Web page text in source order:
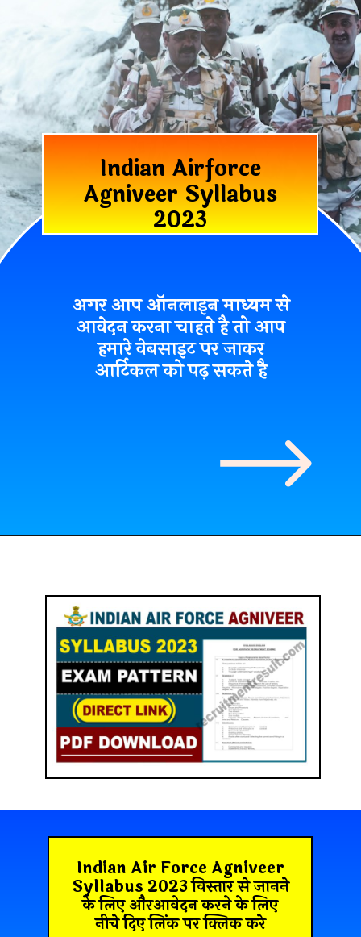
Indian Airforce
Agniveer Syllabus
2023
अगर आप ऑनलाइन माध्यम से
आवेदन करना चाहते है तो आप
हमारे वेबसाइट पर जाकर
आर्टिकल को पढ़ सकते है
Indian Air Force Agniveer
Syllabus 2023 विस्तार से जानने
के लिए औरआवेदन करने के लिए
नीचे दिए लिंक पर क्लिक करे